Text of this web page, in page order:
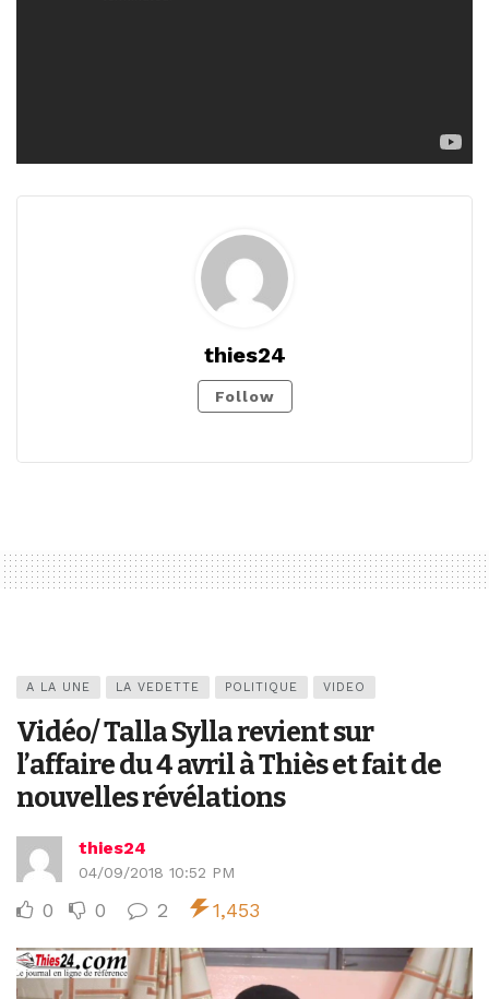
thies24
Follow
A LA UNE LA VEDETTE POLITIQUE VIDEO
Vidéo/ Talla Sylla revient sur
l’affaire du 4 avril à Thiès et fait de
nouvelles révélations
thies24
04/09/2018 10:52 PM
0 0 2 1,453